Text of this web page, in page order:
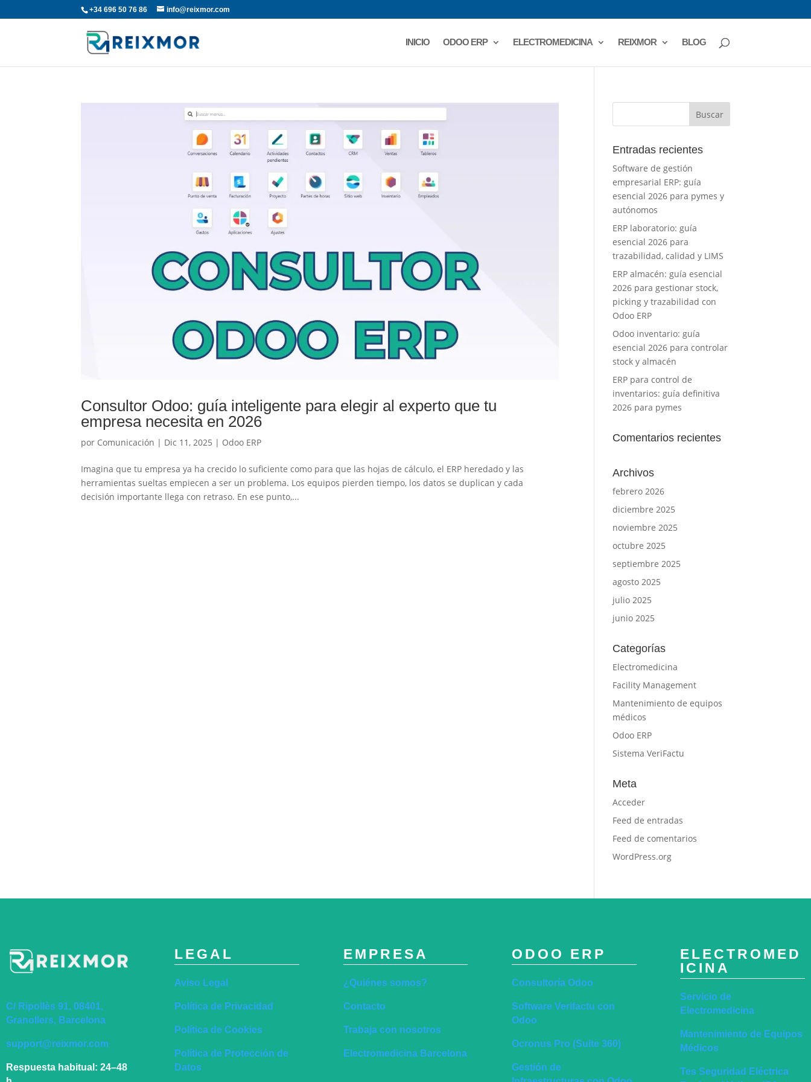
+34 696 50 76 86 info@reixmor.com
INICIO ODOO ERP ELECTROMEDICINA REIXMOR BLOG
Consultor Odoo: guía inteligente para elegir al experto que tu
empresa necesita en 2026
por Comunicación | Dic 11, 2025 | Odoo ERP
Imagina que tu empresa ya ha crecido lo suficiente como para que las hojas de cálculo, el ERP heredado y las
herramientas sueltas empiecen a ser un problema. Los equipos pierden tiempo, los datos se duplican y cada
decisión importante llega con retraso. En ese punto,...
Entradas recientes
Software de gestión
empresarial ERP: guía
esencial 2026 para pymes y
autónomos
ERP laboratorio: guía
esencial 2026 para
trazabilidad, calidad y LIMS
ERP almacén: guía esencial
2026 para gestionar stock,
picking y trazabilidad con
Odoo ERP
Odoo inventario: guía
esencial 2026 para controlar
stock y almacén
ERP para control de
inventarios: guía definitiva
2026 para pymes
Comentarios recientes
Archivos
febrero 2026
diciembre 2025
noviembre 2025
octubre 2025
septiembre 2025
agosto 2025
julio 2025
junio 2025
Categorías
Electromedicina
Facility Management
Mantenimiento de equipos
médicos
Odoo ERP
Sistema VeriFactu
Meta
Acceder
Feed de entradas
Feed de comentarios
WordPress.org
C/ Ripollès 91, 08401,
Granollers, Barcelona
support@reixmor.com
Respuesta habitual: 24–48
LEGAL
Aviso Legal
Política de Privacidad
Política de Cookies
Política de Protección de
Datos
EMPRESA
¿Quiénes somos?
Contacto
Trabaja con nosotros
Electromedicina Barcelona
ODOO ERP
Consultoría Odoo
Software Verifactu con
Odoo
Ocronus Pro (Suite 360)
Gestión de
ELECTROMED
ICINA
Servicio de
Electromedicina
Mantenimiento de Equipos
Médicos
Tes Seguridad Eléctrica